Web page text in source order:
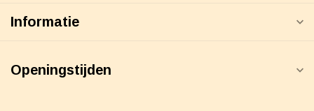
Informatie
Openingstijden